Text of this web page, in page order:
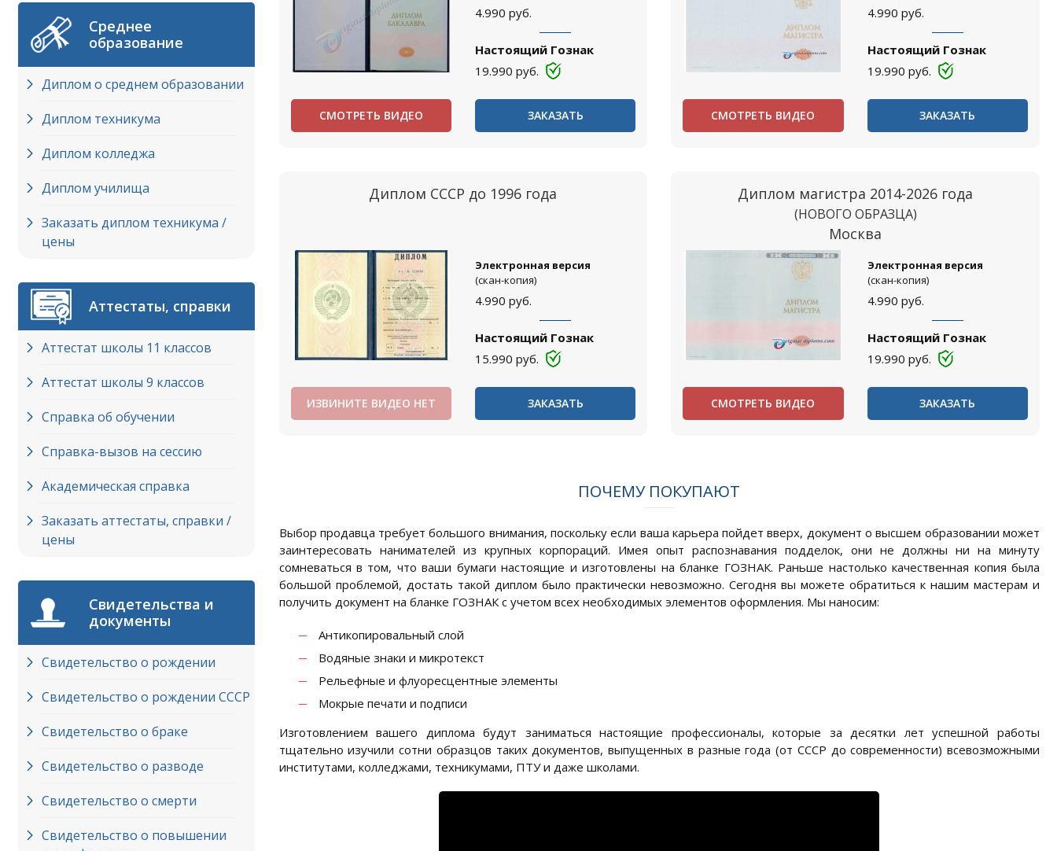
Среднее
образование
Диплом о среднем образовании
Диплом техникума
Диплом колледжа
Диплом училища
Заказать диплом техникума /
цены
Аттестаты, справки
Аттестат школы 11 классов
Аттестат школы 9 классов
Справка об обучении
Справка-вызов на сессию
Академическая справка
Заказать аттестаты, справки /
цены
Свидетельства и
документы
Свидетельство о рождении
Свидетельство о рождении СССР
Свидетельство о браке
Свидетельство о разводе
Свидетельство о смерти
Свидетельство о повышении
4.990 руб.
Настоящий Гознак
19.990 руб.
СМОТРЕТЬ ВИДЕО ЗАКАЗАТЬ
4.990 руб.
Настоящий Гознак
19.990 руб.
СМОТРЕТЬ ВИДЕО ЗАКАЗАТЬ
Диплом СССР до 1996 года
Электронная версия
(скан-копия)
4.990 руб.
Настоящий Гознак
15.990 руб.
ИЗВИНИТЕ ВИДЕО НЕТ ЗАКАЗАТЬ
Диплом магистра 2014-2026 года
(НОВОГО ОБРАЗЦА)
Москва
Электронная версия
(скан-копия)
4.990 руб.
Настоящий Гознак
19.990 руб.
СМОТРЕТЬ ВИДЕО ЗАКАЗАТЬ
ПОЧЕМУ ПОКУПАЮТ
Выбор продавца требует большого внимания, поскольку если ваша карьера пойдет вверх, документ о высшем образовании может
заинтересовать нанимателей из крупных корпораций. Имея опыт распознавания подделок, они не должны ни на минуту
сомневаться в том, что ваши бумаги настоящие и изготовлены на бланке ГОЗНАК. Раньше настолько качественная копия была
большой проблемой, достать такой диплом было практически невозможно. Сегодня вы можете обратиться к нашим мастерам и
получить документ на бланке ГОЗНАК с учетом всех необходимых элементов оформления. Мы наносим:
Антикопировальный слой
Водяные знаки и микротекст
Рельефные и флуоресцентные элементы
Мокрые печати и подписи
Изготовлением вашего диплома будут заниматься настоящие профессионалы, которые за десятки лет успешной работы
тщательно изучили сотни образцов таких документов, выпущенных в разные года (от СССР до современности) всевозможными
институтами, колледжами, техникумами, ПТУ и даже школами.